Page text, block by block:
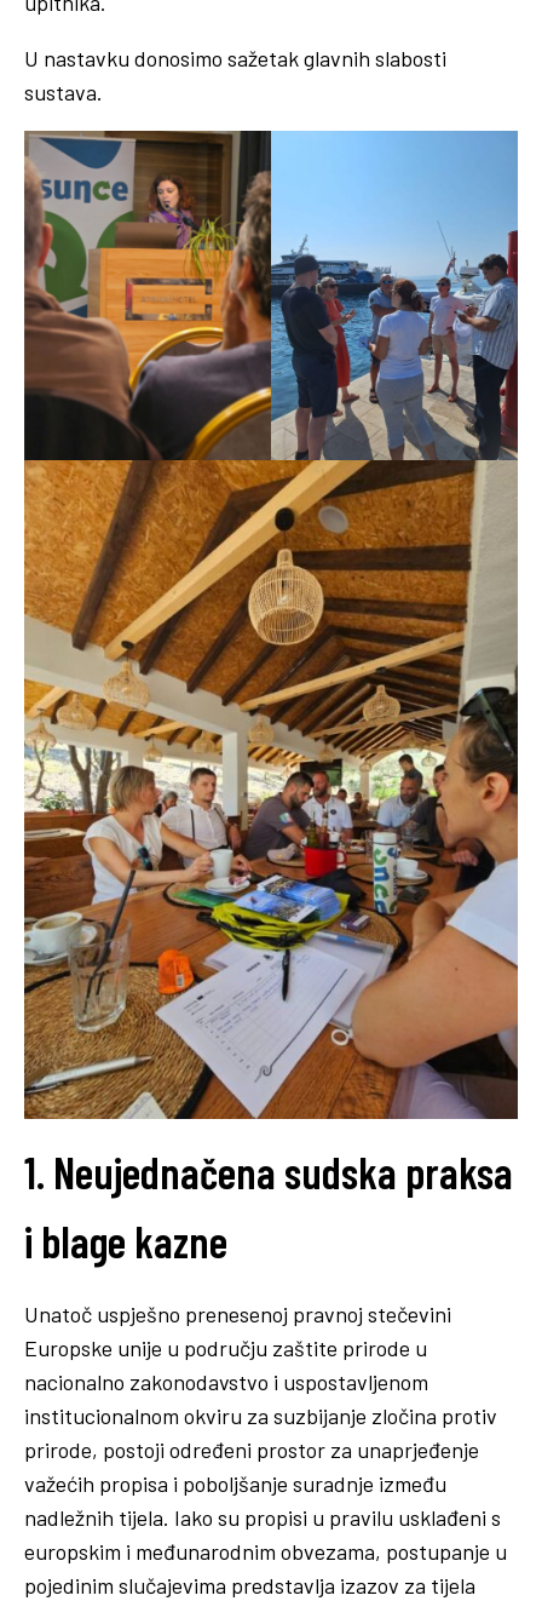
U nastavku donosimo sažetak glavnih slabosti
sustava.
1. Neujednačena sudska praksa
i blage kazne
Unatoč uspješno prenesenoj pravnoj stečevini
Europske unije u području zaštite prirode u
nacionalno zakonodavstvo i uspostavljenom
institucionalnom okviru za suzbijanje zločina protiv
prirode, postoji određeni prostor za unaprjeđenje
važećih propisa i poboljšanje suradnje između
nadležnih tijela. Iako su propisi u pravilu usklađeni s
europskim i međunarodnim obvezama, postupanje u
pojedinim slučajevima predstavlja izazov za tijela